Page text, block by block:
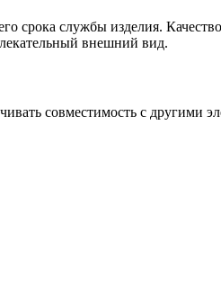
срока службы изделия.
внешний вид.
совместимость с другими